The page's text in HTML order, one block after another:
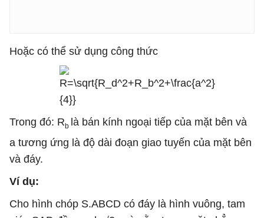
Hoặc có thể sử dụng công thức
Trong đó: Rb là bán kính ngoại tiếp của mặt bên và
a tương ứng là độ dài đoạn giao tuyến của mặt bên
và đáy.
Ví dụ:
Cho hình chóp S.ABCD có đáy là hình vuông, tam